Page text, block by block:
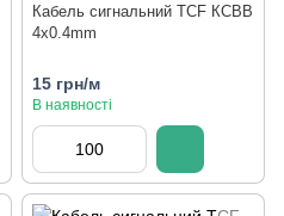
Кабель сигнальний TCF КСВВ
4x0.4mm
15 грн/м
В наявності